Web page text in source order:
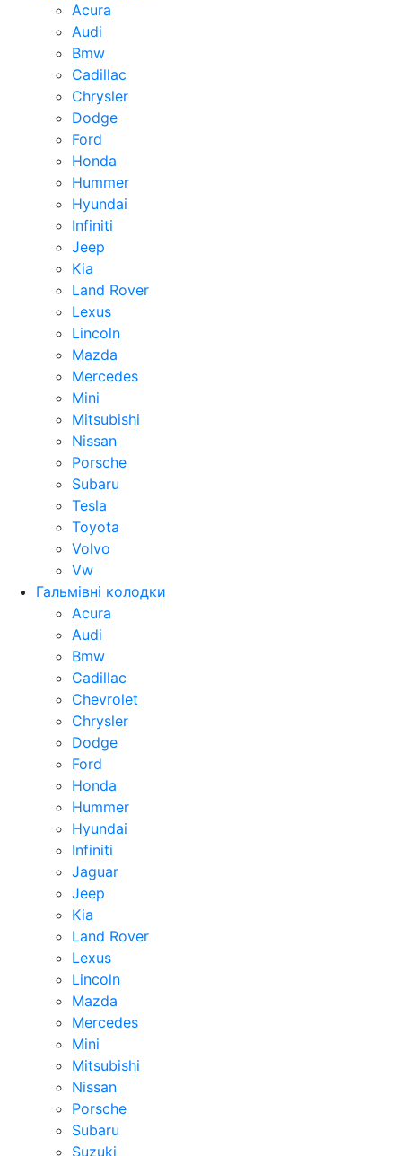
Acura
Audi
Bmw
Cadillac
Chrysler
Dodge
Ford
Honda
Hummer
Hyundai
Infiniti
Jeep
Kia
Land Rover
Lexus
Lincoln
Mazda
Mercedes
Mini
Mitsubishi
Nissan
Porsche
Subaru
Tesla
Toyota
Volvo
Vw
Гальмівні колодки
Acura
Audi
Bmw
Cadillac
Chevrolet
Chrysler
Dodge
Ford
Honda
Hummer
Hyundai
Infiniti
Jaguar
Jeep
Kia
Land Rover
Lexus
Lincoln
Mazda
Mercedes
Mini
Mitsubishi
Nissan
Porsche
Subaru
Suzuki